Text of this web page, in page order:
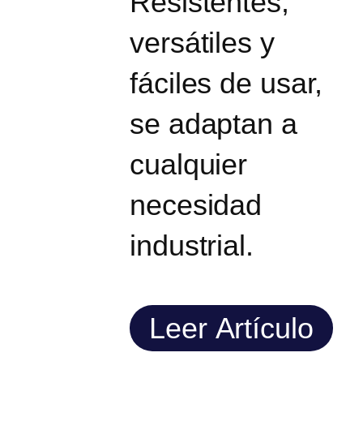
versátiles y
fáciles de usar,
se adaptan a
cualquier
necesidad
industrial.
Leer Artículo